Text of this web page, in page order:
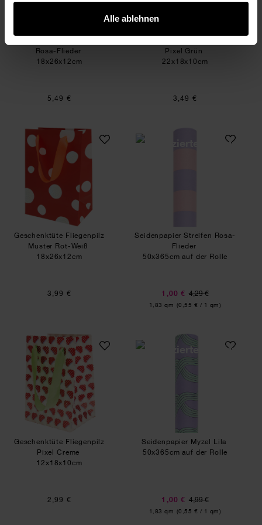
Alle ablehnen
Rosa-Flieder
18x26x12cm
5,49 €
Pixel Grün
22x18x10cm
3,49 €
Geschenktüte Fliegenpilz Muster Rot-Weiß
Geschenktüte Fliegenpilz
Muster Rot-Weiß
18x26x12cm
3,99 €
Seidenpapier
Seidenpapier Streifen Rosa-
Flieder
50x365cm auf der Rolle
1,00 € 4,29 €
Inhalt:
1,83 qm (0,55 € / 1 qm)
Geschenktüte Fliegenpilz Pixel Creme
Geschenktüte Fliegenpilz
Pixel Creme
12x18x10cm
2,99 €
Seidenpapier
Seidenpapier Myzel Lila
50x365cm auf der Rolle
1,00 € 4,99 €
Inhalt:
1,83 qm (0,55 € / 1 qm)